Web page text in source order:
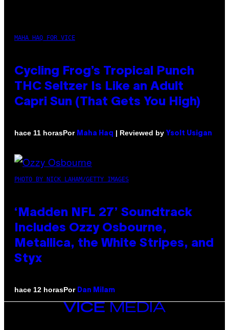
MAHA HAQ FOR VICE
Cycling Frog’s Tropical Punch
THC Seltzer Is Like an Adult
Capri Sun (That Gets You High)
hace 11 horasPor Maha Haq | Reviewed by Ysolt Usigan
PHOTO BY NICK LAHAM/GETTY IMAGES
‘Madden NFL 27’ Soundtrack
Includes Ozzy Osbourne,
Metallica, the White Stripes, and
Styx
hace 12 horasPor Dan Milam
VICE
MEDIA